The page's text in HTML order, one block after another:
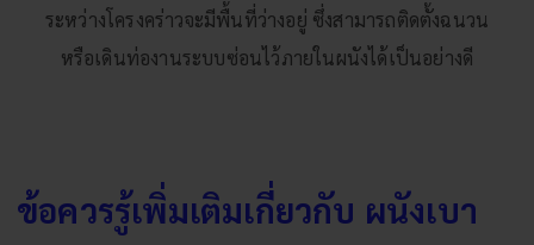
ระหว่างโครงคร่าวจะมีพื้นที่ว่างอยู่ ซึ่งสามารถติดตั้งฉนวน
หรือเดินท่องานระบบซ่อนไว้ภายในผนังได้เป็นอย่างดี
ข้อควรรู้เพิ่มเติมเกี่ยวกับ ผนังเบา